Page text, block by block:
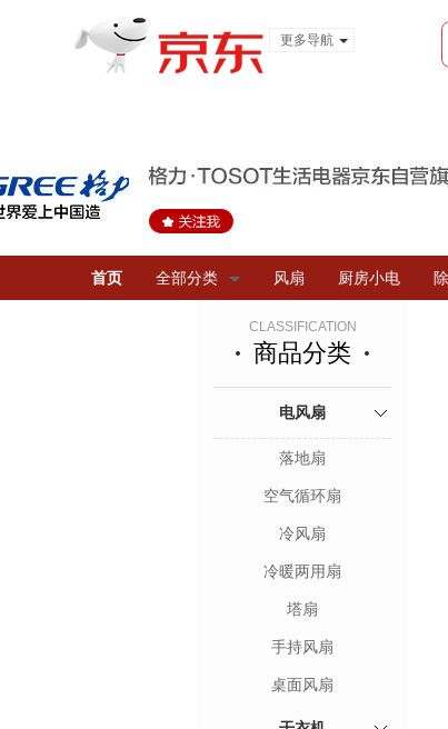
更多导航
首页 全部分类 风扇 厨房小电
CLASSIFICATION
商品分类
电风扇
落地扇
空气循环扇
冷风扇
冷暖两用扇
塔扇
手持风扇
桌面风扇